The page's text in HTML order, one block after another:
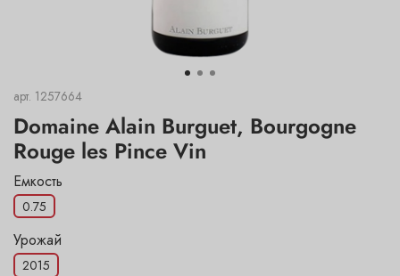
арт. 1257664
Domaine Alain Burguet, Bourgogne
Rouge les Pince Vin
Емкость
0.75
Урожай
2015